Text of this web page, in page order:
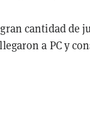
cantidad de
a PC y